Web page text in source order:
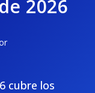
2026
cubre los